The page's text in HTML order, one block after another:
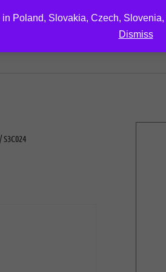
Poland, Slovakia, Czech,
Dismiss
DOWNLOAD
/ S3C024